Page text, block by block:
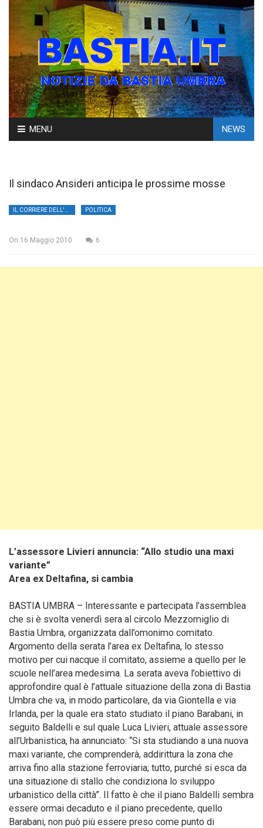
Skip
to
MENU NEWS
Il sindaco Ansideri anticipa le prossime mosse
POLITICA
On 16 Maggio 2010 6
L’assessore Livieri annuncia: “Allo studio una maxi
variante”
Area ex Deltafina, si cambia
BASTIA UMBRA – Interessante e partecipata l’assemblea
che si è svolta venerdì sera al circolo Mezzomiglio di
Bastia Umbra, organizzata dall’omonimo comitato.
Argomento della serata l’area ex Deltafina, lo stesso
motivo per cui nacque il comitato, assieme a quello per le
scuole nell’area medesima. La serata aveva l’obiettivo di
approfondire qual è l’attuale situazione della zona di Bastia
Umbra che va, in modo particolare, da via Giontella e via
Irlanda, per la quale era stato studiato il piano Barabani, in
seguito Baldelli e sul quale Luca Livieri, attuale assessore
all’Urbanistica, ha annunciato: “Si sta studiando a una nuova
maxi variante, che comprenderà, addirittura la zona che
arriva fino alla stazione ferroviaria; tutto, purché si esca da
una situazione di stallo che condiziona lo sviluppo
urbanistico della città”. Il fatto è che il piano Baldelli sembra
essere ormai decaduto e il piano precedente, quello
Barabani, non può più essere preso come punto di